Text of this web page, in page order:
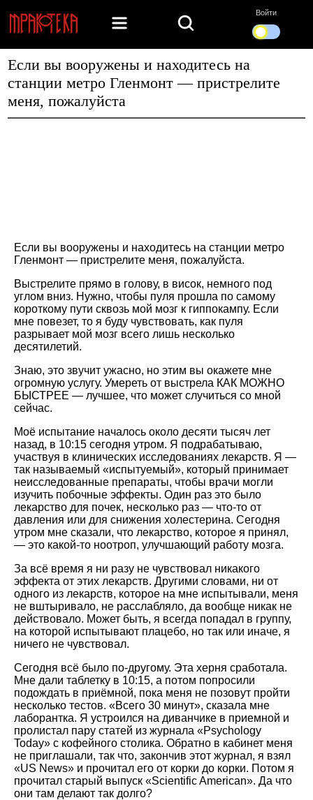
Войти
Если вы вооружены и находитесь на
станции метро Гленмонт — пристрелите
меня, пожалуйста
Если вы вооружены и находитесь на станции метро
Гленмонт — пристрелите меня, пожалуйста.
Выстрелите прямо в голову, в висок, немного под
углом вниз. Нужно, чтобы пуля прошла по самому
короткому пути сквозь мой мозг к гиппокампу. Если
мне повезет, то я буду чувствовать, как пуля
разрывает мой мозг всего лишь несколько
десятилетий.
Знаю, это звучит ужасно, но этим вы окажете мне
огромную услугу. Умереть от выстрела КАК МОЖНО
БЫСТРЕЕ — лучшее, что может случиться со мной
сейчас.
Моё испытание началось около десяти тысяч лет
назад, в 10:15 сегодня утром. Я подрабатываю,
участвуя в клинических исследованиях лекарств. Я —
так называемый
испытуемый
, который принимает
неисследованные препараты, чтобы врачи могли
изучить побочные эффекты. Один раз это было
лекарство для почек, несколько раз — что-то от
давления или для снижения холестерина. Сегодня
утром мне сказали, что лекарство, которое я принял,
— это какой-то ноотроп, улучшающий работу мозга.
За всё время я ни разу не чувствовал никакого
эффекта от этих лекарств. Другими словами, ни от
одного из лекарств, которое на мне испытывали, меня
не вштыривало, не расслабляло, да вообще никак не
действовало. Может быть, я всегда попадал в группу,
на которой испытывают плацебо, но так или иначе, я
ничего не чувствовал.
Сегодня всё было по-другому. Эта херня сработала.
Мне дали таблетку в 10:15, а потом попросили
подождать в приёмной, пока меня не позовут пройти
несколько тестов.
Всего 30 минут , сказала мне
лаборантка. Я устроился на диванчике в приемной и
пролистал пару статей из журнала
Psychology
Today
с кофейного столика. Обратно в кабинет меня
не приглашали, так что, закончив этот журнал, я взял
US News
и прочитал его от корки до корки. Потом я
прочитал старый выпуск
Scientific American
. Да что
они там делают так долго?